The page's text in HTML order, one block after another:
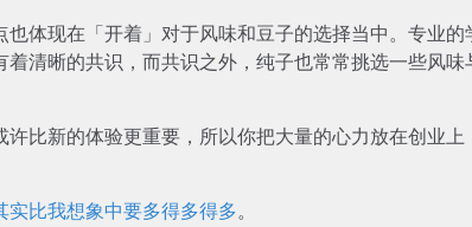
体现在「开着」对于风味和豆子的选择当中。专业的
清晰的共识，而共识之外，纯子也常常挑选一些风味
比新的体验更重要，所以你把大量的心力放在创业上
比我想象中要多得多得多。